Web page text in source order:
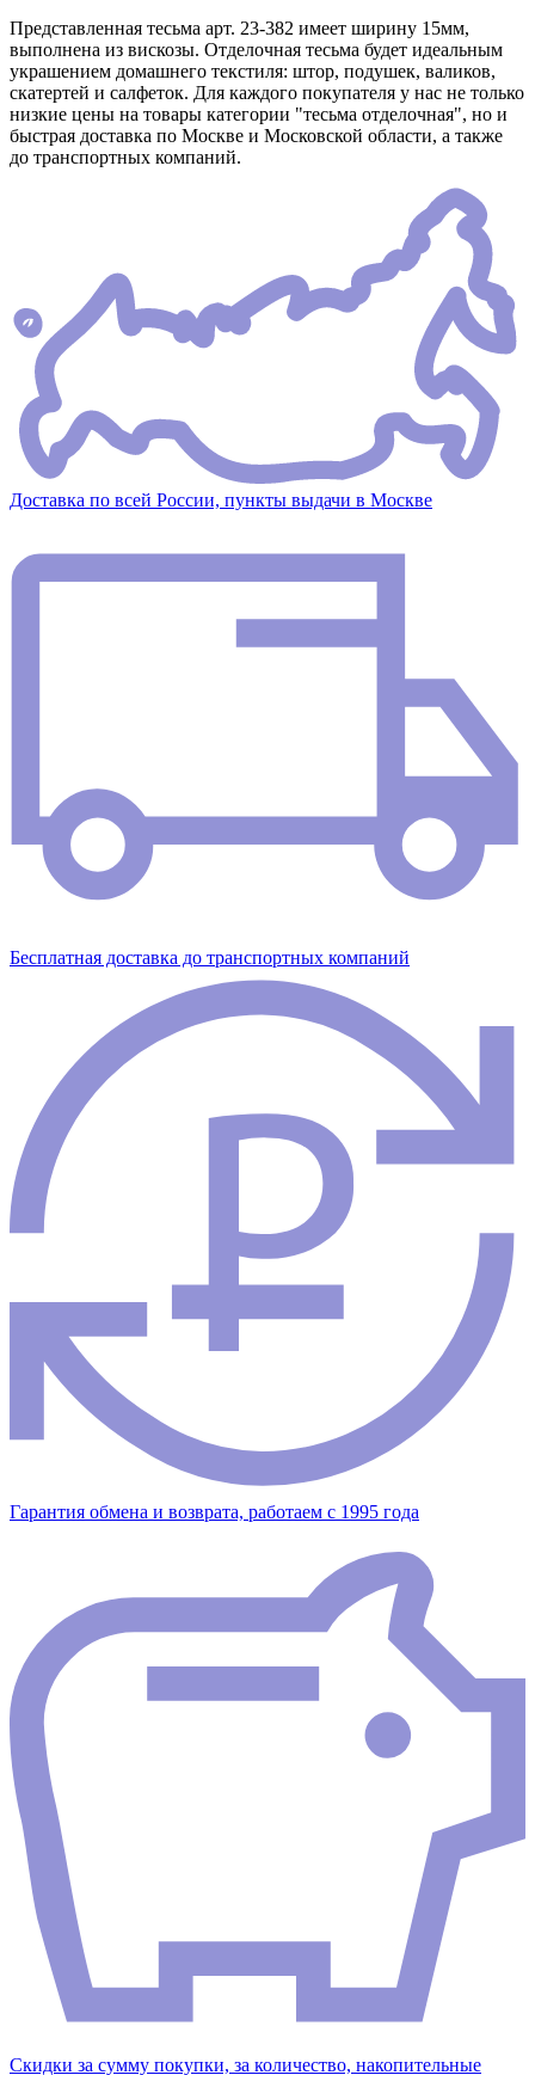
Представленная тесьма арт. 23-382 имеет ширину 15мм,
выполнена из вискозы. Отделочная тесьма будет идеальным
украшением домашнего текстиля: штор, подушек, валиков,
скатертей и салфеток. Для каждого покупателя у нас не только
низкие цены на товары категории "тесьма отделочная", но и
быстрая доставка по Москве и Московской области, а также
до транспортных компаний.
Доставка по всей России, пункты выдачи в Москве
Бесплатная доставка до транспортных компаний
Гарантия обмена и возврата, работаем с 1995 года
Скидки за сумму покупки, за количество, накопительные